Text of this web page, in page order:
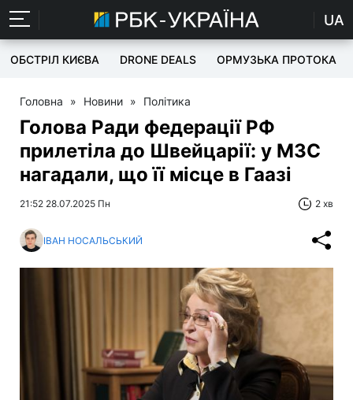
UA
ОБСТРІЛ КИЄВА DRONE DEALS ОРМУЗЬКА ПРОТОКА
Головна » Новини » Політика
Голова Ради федерації РФ
прилетіла до Швейцарії: у МЗС
нагадали, що її місце в Гаазі
21:52 28.07.2025 Пн 2 хв
ІВАН НОСАЛЬСЬКИЙ